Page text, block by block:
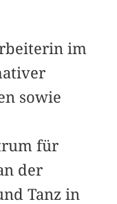
im
sowie
für
der
Tanz in